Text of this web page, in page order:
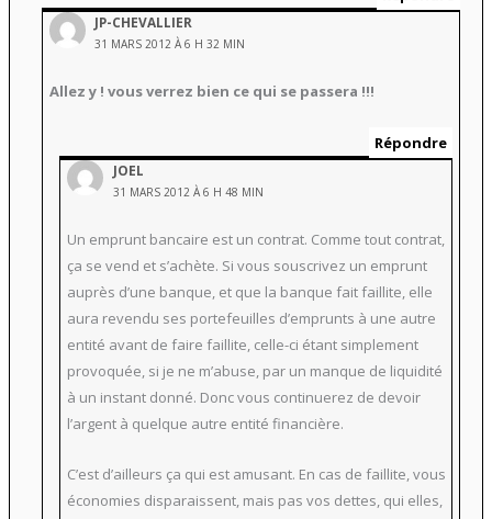
JP-CHEVALLIER
31 MARS 2012 À 6 H 32 MIN
Allez y ! vous verrez bien ce qui se passera !!!
Répondre
JOEL
31 MARS 2012 À 6 H 48 MIN
Un emprunt bancaire est un contrat. Comme tout contrat,
ça se vend et s’achète. Si vous souscrivez un emprunt
auprès d’une banque, et que la banque fait faillite, elle
aura revendu ses portefeuilles d’emprunts à une autre
entité avant de faire faillite, celle-ci étant simplement
provoquée, si je ne m’abuse, par un manque de liquidité
à un instant donné. Donc vous continuerez de devoir
l’argent à quelque autre entité financière.
C’est d’ailleurs ça qui est amusant. En cas de faillite, vous
économies disparaissent, mais pas vos dettes, qui elles,